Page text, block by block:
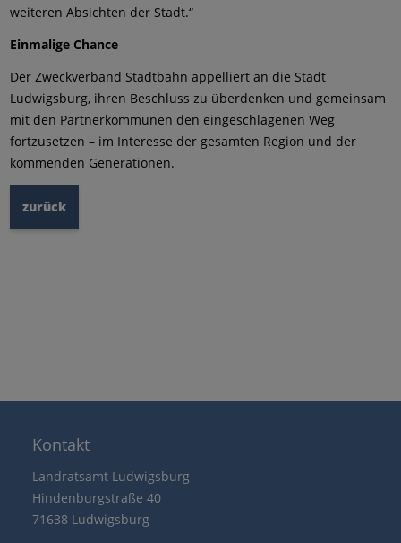
weiteren Absichten der Stadt.“
Einmalige Chance
Der Zweckverband Stadtbahn appelliert an die Stadt
Ludwigsburg, ihren Beschluss zu überdenken und gemeinsam
mit den Partnerkommunen den eingeschlagenen Weg
fortzusetzen – im Interesse der gesamten Region und der
kommenden Generationen.
zurück
Kontakt
Landratsamt Ludwigsburg
Hindenburgstraße 40
71638 Ludwigsburg